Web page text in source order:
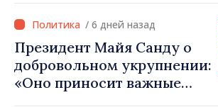
комиссию по
экономическому
сотрудничеству
/ 6 дней назад
Президент Майя Санду о
добровольном укрупнении:
«Оно приносит важные